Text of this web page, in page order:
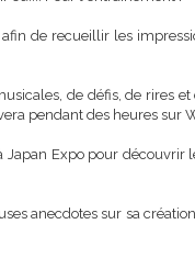
de recueillir les
de défis, de rires
pendant des heures sur
Expo pour découvrir
anecdotes sur sa